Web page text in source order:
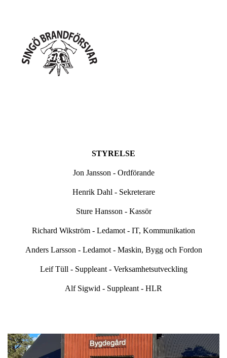
STYRELSE
Jon Jansson - Ordförande
Henrik Dahl - Sekreterare
Sture Hansson - Kassör
Richard Wikström - Ledamot - IT, Kommunikation
Anders Larsson - Ledamot - Maskin, Bygg och Fordon
Leif Tüll - Suppleant - Verksamhetsutveckling
Alf Sigwid - Suppleant - HLR